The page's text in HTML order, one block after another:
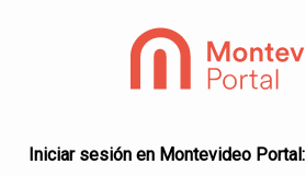
Iniciar sesión en Montevideo Portal: